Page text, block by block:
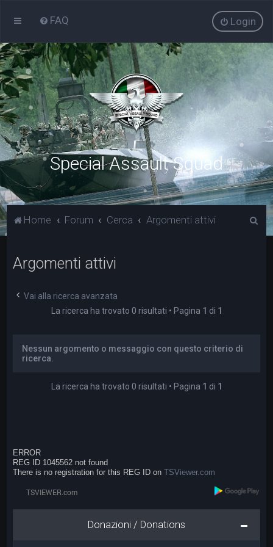
FAQ Login
Special Assault Squad
Home Forum Cerca Argomenti attivi
Argomenti attivi
Vai alla ricerca avanzata
La ricerca ha trovato 0 risultati • Pagina 1 di 1
Nessun argomento o messaggio con questo criterio di
ricerca.
La ricerca ha trovato 0 risultati • Pagina 1 di 1
ERROR
REG ID 1045562 not found
There is no registration for this REG ID onTSViewer.com
Donazioni / Donations